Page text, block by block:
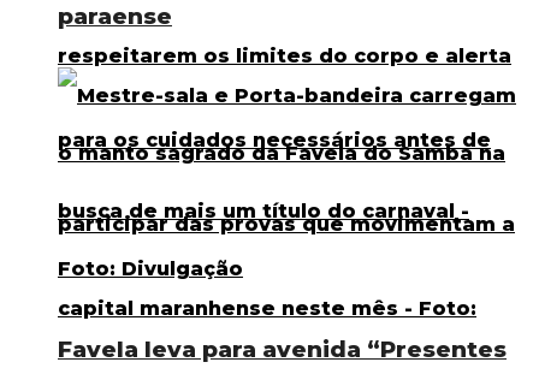
paraense
Favela leva para avenida “Presentes